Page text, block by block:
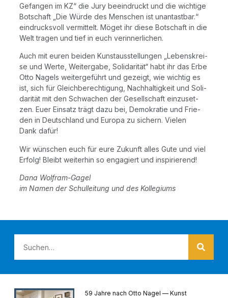
Gefan­gen im KZ“ die Jury beein­druckt und die wich­ti­ge
Bot­schaft „Die Wür­de des Men­schen ist unan­tast­bar.“
ein­drucks­voll ver­mit­telt. Möget ihr die­se Bot­schaft in die
Welt tra­gen und tief in euch verinnerlichen.
Auch mit euren bei­den Kunst­aus­stel­lun­gen „Lebens­krei­
se und Wer­te, Wei­ter­ga­be, Soli­da­ri­tät“ habt ihr das Erbe
Otto Nagels wei­ter­ge­führt und gezeigt, wie wich­tig es
ist, sich für Gleich­be­rech­ti­gung, Nach­hal­tig­keit und Soli­
da­ri­tät mit den Schwa­chen der Gesell­schaft ein­zu­set­
zen. Euer Ein­satz trägt dazu bei, Demo­kra­tie und Frie­
den in Deutsch­land und Euro­pa zu sichern. Vie­len
Dank dafür!
Wir wün­schen euch für eure Zukunft alles Gute und viel
Erfolg! Bleibt wei­ter­hin so enga­giert und inspirierend!
Dana Wolf­ram-Gagel
im Namen der Schul­lei­tung und des Kollegiums
59 Jahre nach Otto Nagel — Kunst